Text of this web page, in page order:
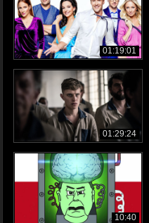
01:19:01
01:29:24
10:40